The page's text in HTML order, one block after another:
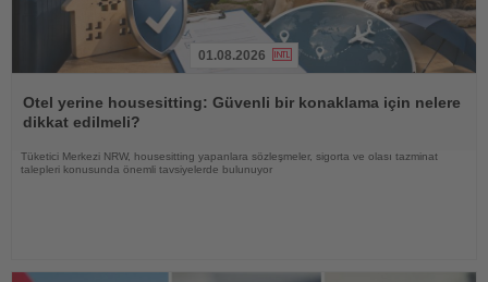
Oku
01.08.2026
Otel yerine housesitting: Güvenli bir konaklama için nelere
dikkat edilmeli?
Tüketici Merkezi NRW, housesitting yapanlara sözleşmeler, sigorta ve olası tazminat
talepleri konusunda önemli tavsiyelerde bulunuyor